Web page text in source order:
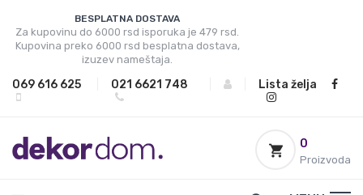
BESPLATNA DOSTAVA
Za kupovinu do 6000 rsd isporuka je 479 rsd.
Kupovina preko 6000 rsd besplatna dostava,
izuzev nameštaja.
069 616 625 021 6621 748 Lista želja
0
Proizvoda